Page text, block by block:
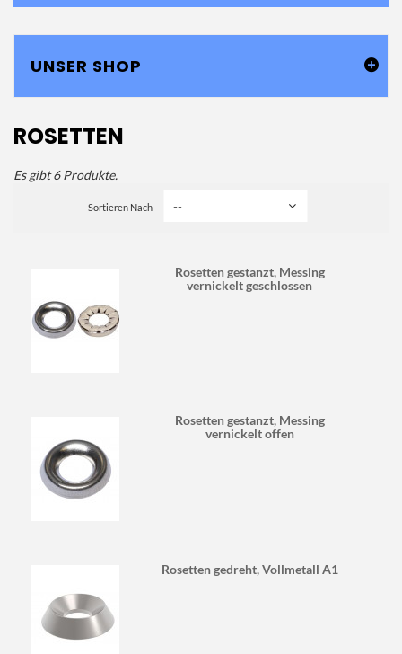
UNSER SHOP
ROSETTEN
Es gibt 6 Produkte.
Sortieren Nach
Rosetten gestanzt, Messing
vernickelt geschlossen
Rosetten gestanzt, Messing
vernickelt offen
Rosetten gedreht, Vollmetall A1